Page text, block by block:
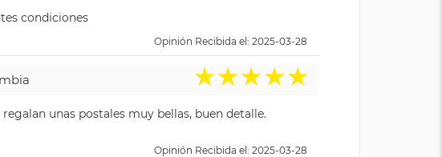
condiciones
Opinión Recibida el: 2025-03-28
★★★★★
unas postales muy bellas, buen detalle.
Opinión Recibida el: 2025-03-28